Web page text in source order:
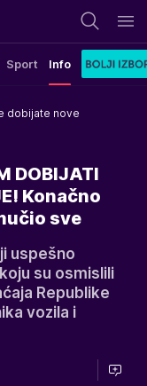
Sport Info
dobijate nove
DOBIJATI
Konačno
sve
uspešno
su osmislili
Republike
vozila i